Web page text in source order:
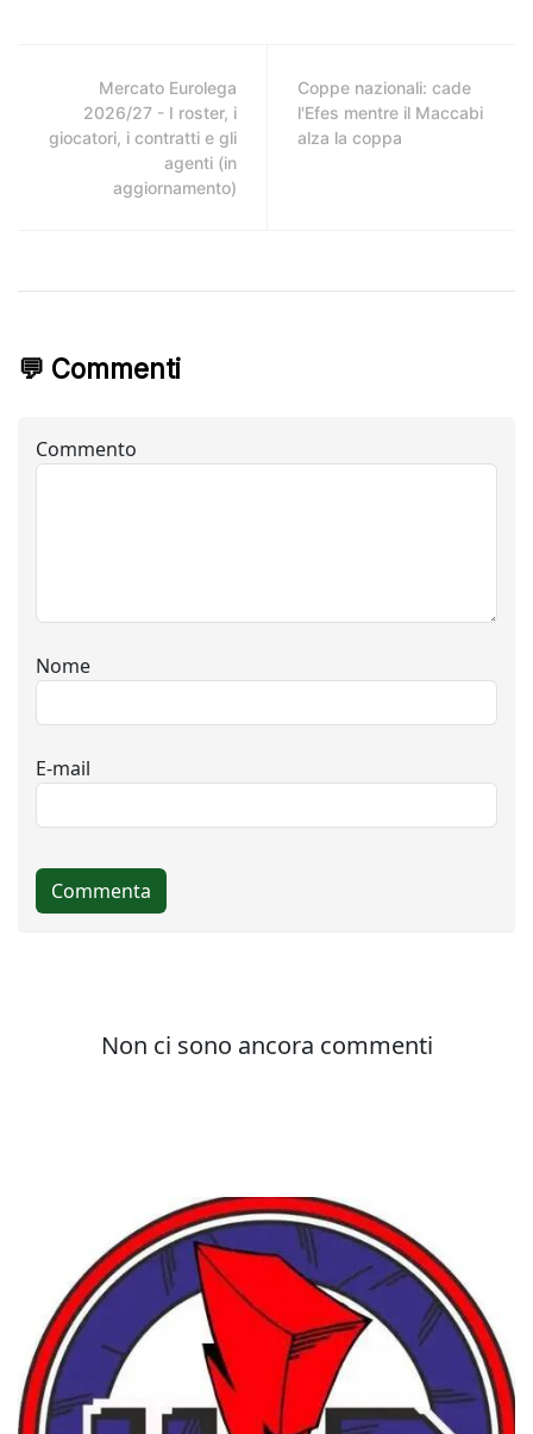
Mercato Eurolega
2026/27 - I roster, i
giocatori, i contratti e gli
agenti (in
aggiornamento)
Coppe nazionali: cade
l'Efes mentre il Maccabi
alza la coppa
💬 Commenti